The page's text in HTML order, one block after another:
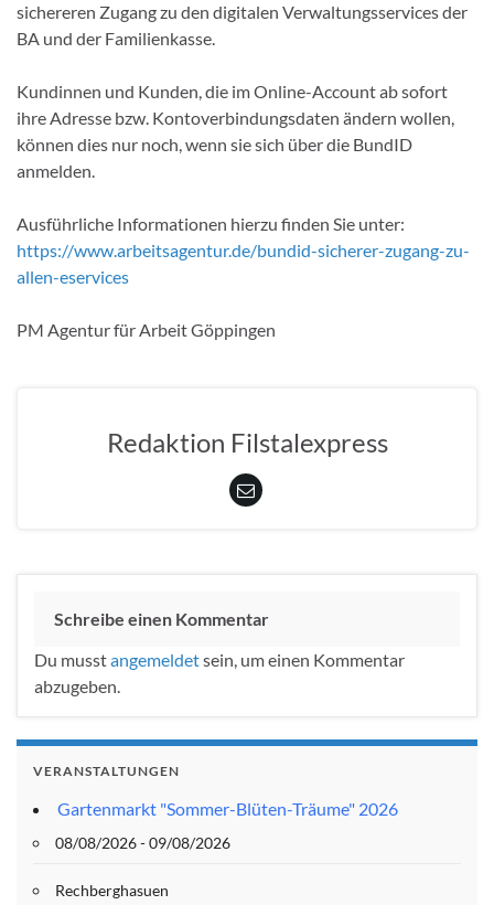
sichereren Zugang zu den digitalen Verwaltungsservices der
BA und der Familienkasse.
Kundinnen und Kunden, die im Online-Account ab sofort
ihre Adresse bzw. Kontoverbindungsdaten ändern wollen,
können dies nur noch, wenn sie sich über die BundID
anmelden.
Ausführliche Informationen hierzu finden Sie unter:
https://www.arbeitsagentur.de/bundid-sicherer-zugang-zu-
allen-eservices
PM Agentur für Arbeit Göppingen
Redaktion Filstalexpress
Schreibe einen Kommentar
Du musstangemeldetsein, um einen Kommentar
abzugeben.
VERANSTALTUNGEN
Gartenmarkt "Sommer-Blüten-Träume" 2026
08/08/2026 - 09/08/2026
Rechberghasuen